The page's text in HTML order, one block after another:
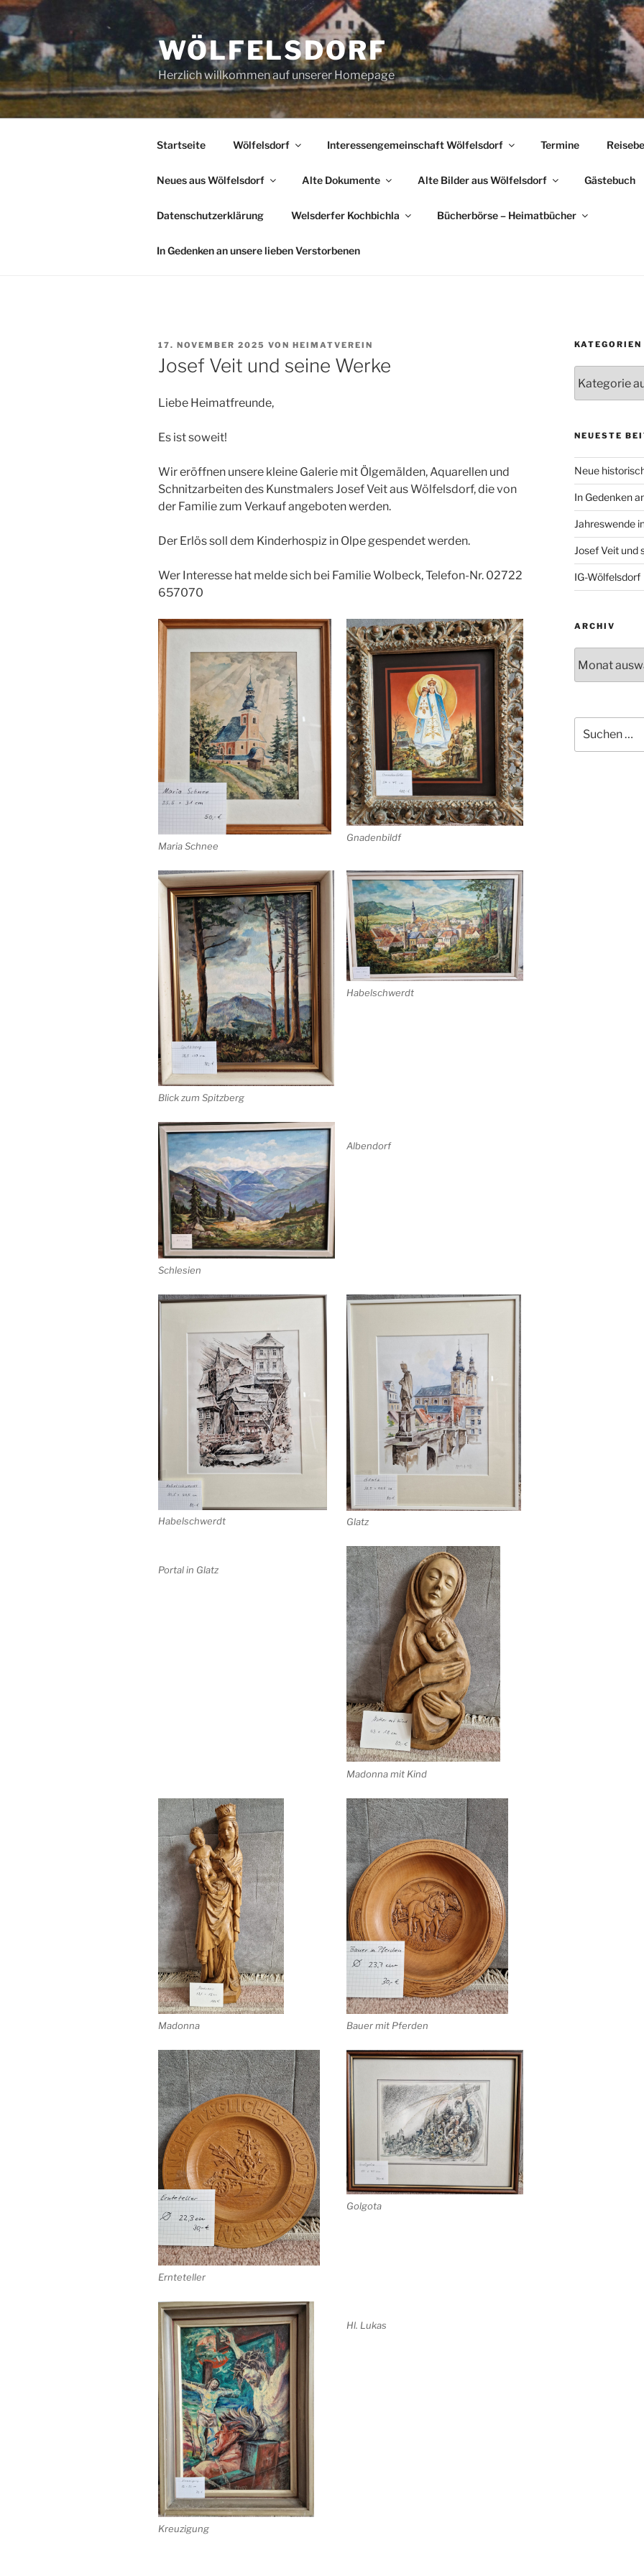
Zum
Inhalt
springen
WÖLFELSDORF
Herzlich willkommen auf unserer Homepage
Startseite Wölfelsdorf Interessengemeinschaft Wölfelsdorf Termine
Neues aus Wölfelsdorf Alte Dokumente Alte Bilder aus Wölfelsdorf Gästebuch
Datenschutzerklärung Welsderfer Kochbichla Bücherbörse – Heimatbücher
In Gedenken an unsere lieben Verstorbenen
VERÖFFENTLICHT
AM
17. NOVEMBER 2025 VON HEIMATVEREIN
Josef Veit und seine Werke
Liebe Heimatfreunde,
Es ist soweit!
Wir eröffnen unsere kleine Galerie mit Ölgemälden, Aquarellen und
Schnitzarbeiten des Kunstmalers Josef Veit aus Wölfelsdorf, die von
der Familie zum Verkauf angeboten werden.
Der Erlös soll dem Kinderhospiz in Olpe gespendet werden.
Wer Interesse hat melde sich bei Familie Wolbeck, Telefon-Nr. 02722
657070
Maria Schnee
Gnadenbildf
Blick zum Spitzberg
Habelschwerdt
Schlesien
Albendorf
Habelschwerdt Glatz
Portal in Glatz
Madonna mit Kind
Madonna Bauer mit Pferden
Ernteteller
Golgota
Kreuzigung
Hl. Lukas
KATEGORIEN
NEUESTE
Neue
In Gedenken
Jahreswende
Josef Veit und
IG-Wölfelsdorf
ARCHIV
nach: